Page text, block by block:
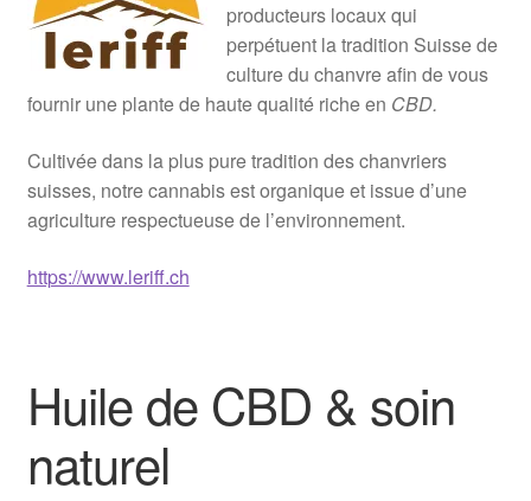
producteurs locaux qui
perpétuent la tradition Suisse de
culture du chanvre afin de vous
fournir une plante de haute qualité riche en CBD.
Cultivée dans la plus pure tradition des chanvriers
suisses, notre cannabis est organique et issue d’une
agriculture respectueuse de l’environnement.
https://www.leriff.ch
Huile de CBD & soin
naturel